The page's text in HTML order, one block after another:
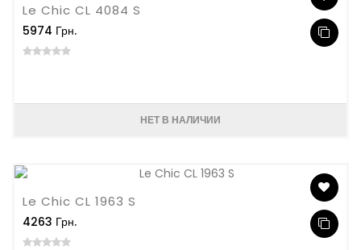
Le Chic CL 4084 S
5974 Грн.
НЕТ В НАЛИЧИИ
Le Chic CL 1963 S
4263 Грн.